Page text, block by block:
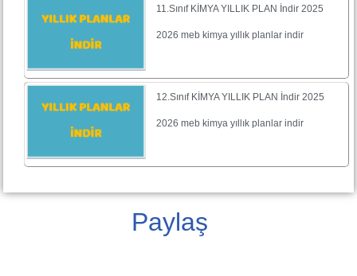
11.Sınıf KİMYA YILLIK PLAN İndir 2025
2026 meb kimya yıllık planlar indir
12.Sınıf KİMYA YILLIK PLAN İndir 2025
2026 meb kimya yıllık planlar indir
Paylaş